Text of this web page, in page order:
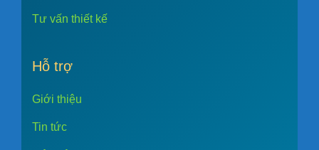
Tư vấn thiết kế
Hỗ trợ
Giới thiệu
Tin tức